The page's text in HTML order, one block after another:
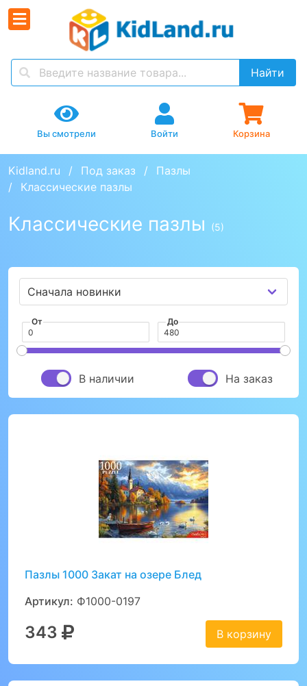
Найти
Вы смотрели Войти Корзина
Kidland.ru Под заказ
Пазлы
Классические пазлы
Классические пазлы (5)
От До
В наличии На заказ
Пазлы 1000 Закат на озере Блед
Артикул: Ф1000-0197
343 В корзину